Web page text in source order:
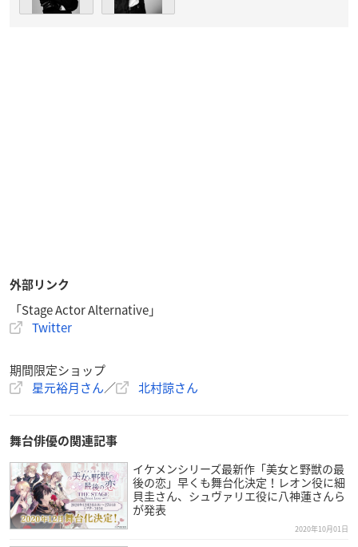
外部リンク
「Stage Actor Alternative」
Twitter
期間限定ショップ
星元裕月さん／ 北村諒さん
舞台俳優の関連記事
イケメンシリーズ最新作「美女と野獣の最
後の恋」早くも舞台化決定！レオン役に細
貝圭さん、シュヴァリエ役に八神蓮さんら
が発表
2020年10月01日